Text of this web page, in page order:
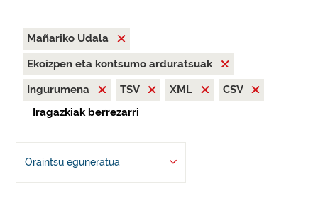
Mañariko Udala
Ekoizpen eta kontsumo arduratsuak
Ingurumena
TSV XML
CSV
Iragazkiak berrezarri
Oraintsu eguneratua